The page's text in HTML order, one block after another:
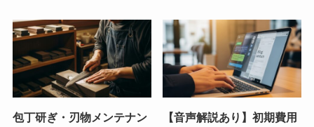
包丁研ぎ・刃物メンテナン
【音声解説あり】初期費用